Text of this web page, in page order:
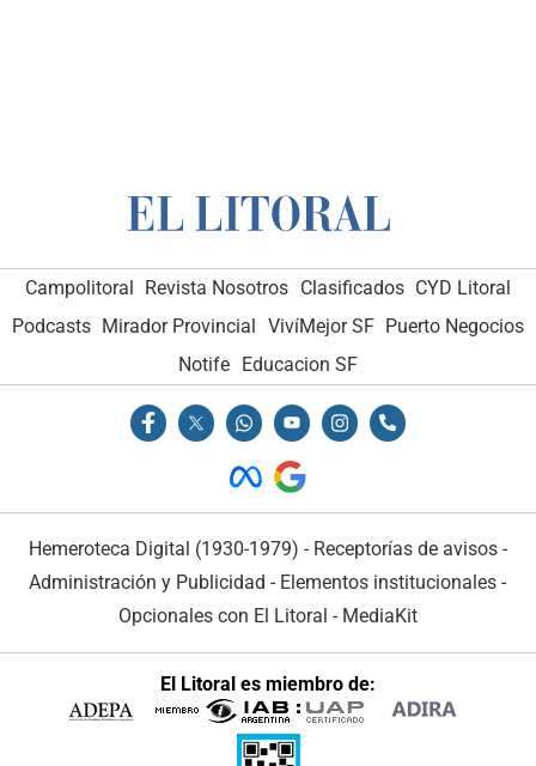
Campolitoral Revista Nosotros Clasificados CYD Litoral
Podcasts Mirador Provincial VivíMejor SF Puerto Negocios
Notife
Educacion SF
Hemeroteca Digital (1930-1979) - Receptorías de avisos -
Administración y Publicidad - Elementos institucionales -
Opcionales con El Litoral - MediaKit
El Litoral es miembro de: